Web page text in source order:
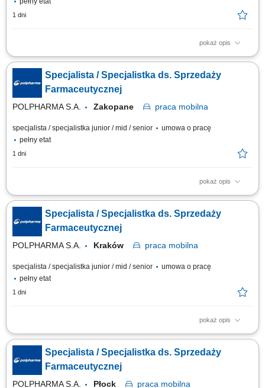
1 dni
pokaż opis
Zakres obowiązków: Promowanie produktów z portfolio firmy w
środowisku medycznym. Budowanie i utrzymywanie długofalowych relacji
z lekarzami na powierzonym terenie. Reprezentowanie organizacji
podczas spotkań branżowych, konferencji i wydarzeń naukowych.
Realizacja założonych celów...
Specjalista / Specjalistka ds. Sprzedaży
Farmaceutycznej
POLPHARMA S.A. Zakopane praca mobilna
specjalista / specjalistka junior / mid / senior
umowa o pracę
pełny etat
1 dni
pokaż opis
Zakres obowiązków: Promowanie produktów z portfolio firmy w
środowisku medycznym. Budowanie i utrzymywanie długofalowych relacji
z lekarzami na powierzonym terenie. Reprezentowanie organizacji
podczas spotkań branżowych, konferencji i wydarzeń naukowych.
Realizacja założonych celów...
Specjalista / Specjalistka ds. Sprzedaży
Farmaceutycznej
POLPHARMA S.A. Kraków praca mobilna
specjalista / specjalistka junior / mid / senior
umowa o pracę
pełny etat
1 dni
pokaż opis
Zakres obowiązków: Promowanie produktów z portfolio firmy w
środowisku medycznym. Budowanie i utrzymywanie długofalowych relacji
z lekarzami na powierzonym terenie. Reprezentowanie organizacji
podczas spotkań branżowych, konferencji i wydarzeń naukowych.
Realizacja założonych celów...
Specjalista / Specjalistka ds. Sprzedaży
Farmaceutycznej
POLPHARMA S.A. Płock praca mobilna